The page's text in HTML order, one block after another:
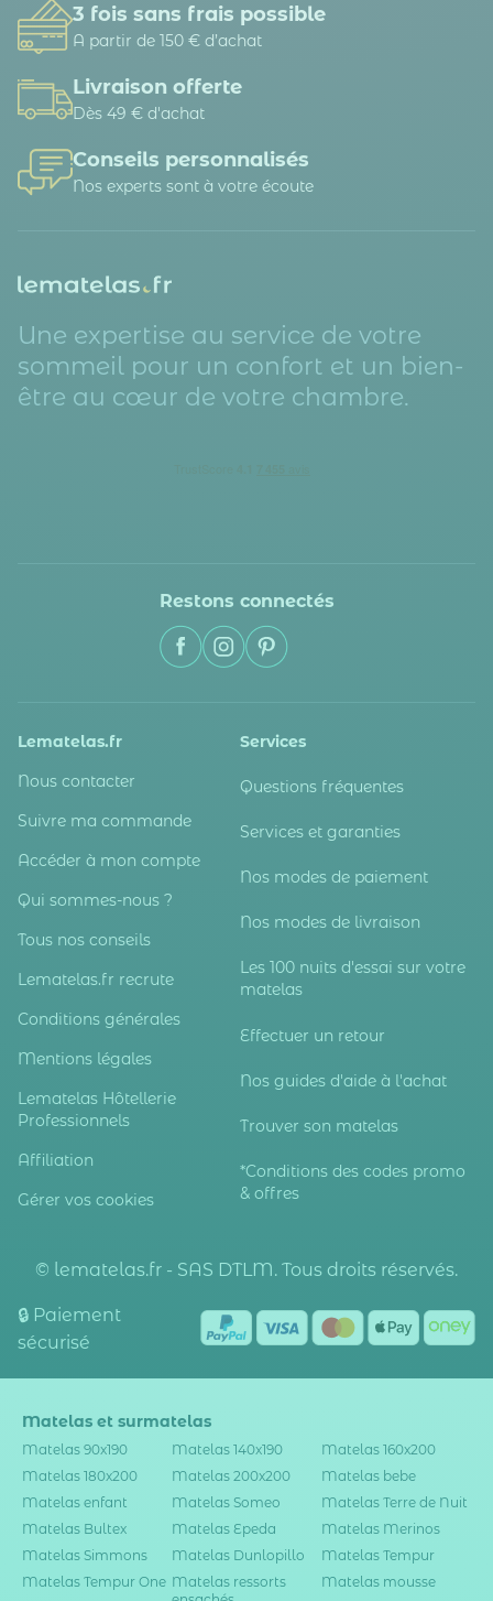
3 fois sans frais possible
A partir de 150 € d’achat
Livraison offerte
Dès 49 € d'achat
Conseils personnalisés
Nos experts sont à votre écoute
Une expertise au service de votre
sommeil pour un confort et un bien-
être au cœur de votre chambre.
Restons connectés
Lematelas.fr
Nous contacter
Suivre ma commande
Accéder à mon compte
Qui sommes-nous ?
Tous nos conseils
Lematelas.fr recrute
Conditions générales
Mentions légales
Lematelas Hôtellerie
Professionnels
Affiliation
Gérer vos cookies
Services
Questions fréquentes
Services et garanties
Nos modes de paiement
Nos modes de livraison
Les 100 nuits d'essai sur votre
matelas
Effectuer un retour
Nos guides d'aide à l'achat
Trouver son matelas
*Conditions des codes promo
& offres
© lematelas.fr - SAS DTLM. Tous droits réservés.
🔒 Paiement
sécurisé
Matelas et surmatelas
Matelas 90x190 Matelas 140x190
Matelas 160x200
Matelas 180x200
Matelas 200x200
Matelas bebe
Matelas enfant
Matelas Someo
Matelas Terre de Nuit
Matelas Bultex
Matelas Epeda
Matelas Merinos
Matelas Simmons
Matelas Dunlopillo
Matelas Tempur
Matelas Tempur One Matelas ressorts
Matelas mousse